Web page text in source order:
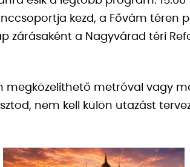
kezd, a Fővám téren
zárásaként a Nagyvárad téri
megközelíthető metróval vagy
nem kell külön utazást